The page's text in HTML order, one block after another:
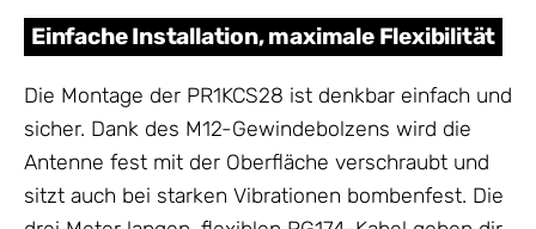
Einfache Installation, maximale Flexibilität
Die Montage der PR1KCS28 ist denkbar einfach und
sicher. Dank des M12-Gewindebolzens wird die
Antenne fest mit der Oberfläche verschraubt und
sitzt auch bei starken Vibrationen bombenfest. Die